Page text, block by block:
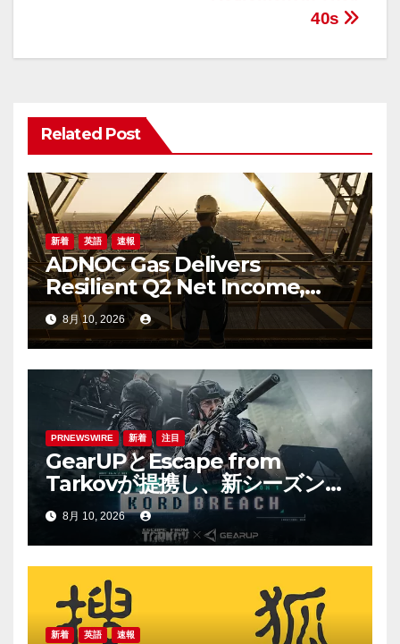
ョ
40s
Related Post
新着 英語 速報
ADNOC Gas Delivers
Resilient Q2 Net Income,
Takes FID on Major Growth
Projects
8月 10, 2026
PRNEWSWIRE 新着 注目
GearUPとEscape from
Tarkovが提携し、新シーズンに
向けたオンラインゲーム体験を
向上させる
8月 10, 2026
新着 英語 速報